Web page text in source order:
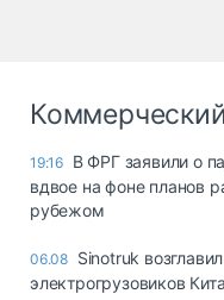
19:16 В ФРГ заявили о
вдвое на фоне планов
рубежом
06.08 Sinotruk
электрогрузовиков